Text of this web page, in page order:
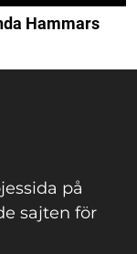
Hammars
på
sajten för